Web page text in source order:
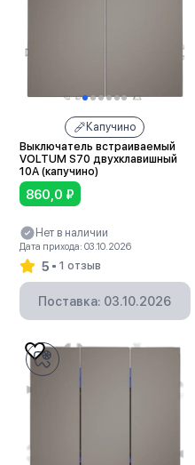
Капучино
Выключатель встраиваемый
VOLTUM S70 двухклавишный
10А (капучино)
860,0 ₽
Нет в наличии
Дата прихода: 03.10.2026
5 1 отзыв
Поставка: 03.10.2026